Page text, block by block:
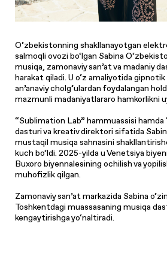
O‘zbekistonning shakllanayotgan
salmoqli ovozi bo‘lgan Sabina
musiqa, zamonaviy san’at va madaniy
harakat qiladi. U o‘z amaliyotida gipnotik
an’anaviy cholg‘ulardan foydalangan
mazmunli madaniyatlararo hamkorlikni
“Sublimation Lab” hammuassisi
dasturi va kreativ direktori sifatida
mustaqil musiqa sahnasini
kuch bo‘ldi. 2025-yilda u Venetsiya
Buxoro biyennalesining ochilish va
muhofizlik qilgan.
Zamonaviy san’at markazida Sabina
Toshkentdagi muassasaning musiqa
kengaytirishga yo‘naltiradi.